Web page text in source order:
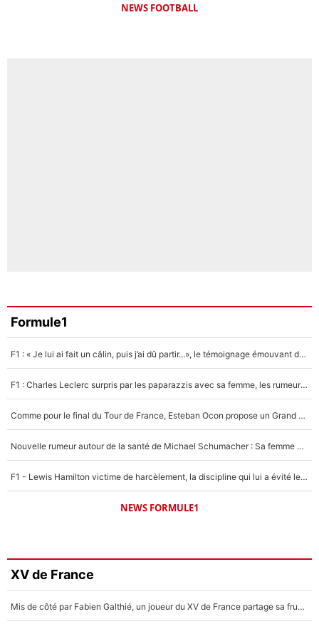
NEWS FOOTBALL
Formule1
F1 : « Je lui ai fait un câlin, puis j’ai dû partir...», le témoignage émouvant de Max Verstappen sur sa fille
F1 : Charles Leclerc surpris par les paparazzis avec sa femme, les rumeurs étaient vraies !
Comme pour le final du Tour de France, Esteban Ocon propose un Grand Prix de Formule 1 à Paris : «Autour de l’Arc de Triomphe, ce serait génial» !
Nouvelle rumeur autour de la santé de Michael Schumacher : Sa femme Corinna sort du silence
F1 - Lewis Hamilton victime de harcèlement, la discipline qui lui a évité le pire : «J'aurais probablement mal tourné»
NEWS FORMULE1
XV de France
Mis de côté par Fabien Galthié, un joueur du XV de France partage sa frustration : «ils ne me l’ont pas dit tout de suite»